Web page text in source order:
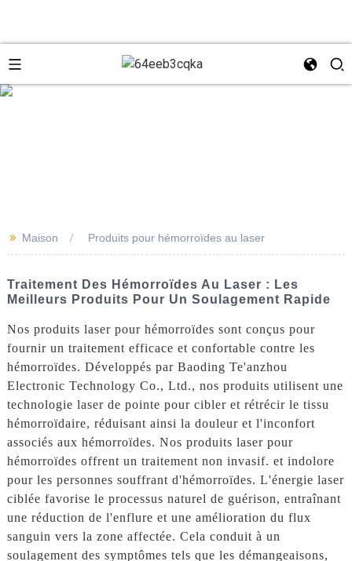
18931273229
>> Maison Produits pour hémorroïdes au laser
Traitement Des Hémorroïdes Au Laser : Les
Meilleurs Produits Pour Un Soulagement Rapide
Nos produits laser pour hémorroïdes sont conçus pour
fournir un traitement efficace et confortable contre les
hémorroïdes. Développés par Baoding Te'anzhou
Electronic Technology Co., Ltd., nos produits utilisent une
technologie laser de pointe pour cibler et rétrécir le tissu
hémorroïdaire, réduisant ainsi la douleur et l'inconfort
associés aux hémorroïdes. Nos produits laser pour
hémorroïdes offrent un traitement non invasif. et indolore
pour les personnes souffrant d'hémorroïdes. L'énergie laser
ciblée favorise le processus naturel de guérison, entraînant
une réduction de l'enflure et une amélioration du flux
sanguin vers la zone affectée. Cela conduit à un
soulagement des symptômes tels que les démangeaisons,